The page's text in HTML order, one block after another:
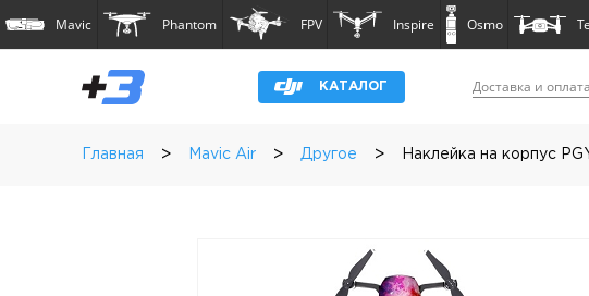
Mavic Phantom FPV Inspire Osmo
КАТАЛОГ Доставка и оплата
Главная > Mavic Air > Другое > Наклейка на корпус